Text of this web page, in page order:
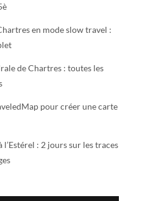
en mode slow travel :
de Chartres : toutes les
pour créer une carte
l’Estérel : 2 jours sur les traces